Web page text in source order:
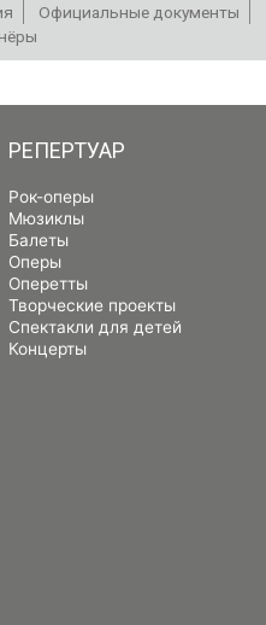
Официальные документы
РЕПЕРТУАР
Рок-оперы
Мюзиклы
Балеты
Оперы
Оперетты
Творческие проекты
Спектакли для детей
Концерты